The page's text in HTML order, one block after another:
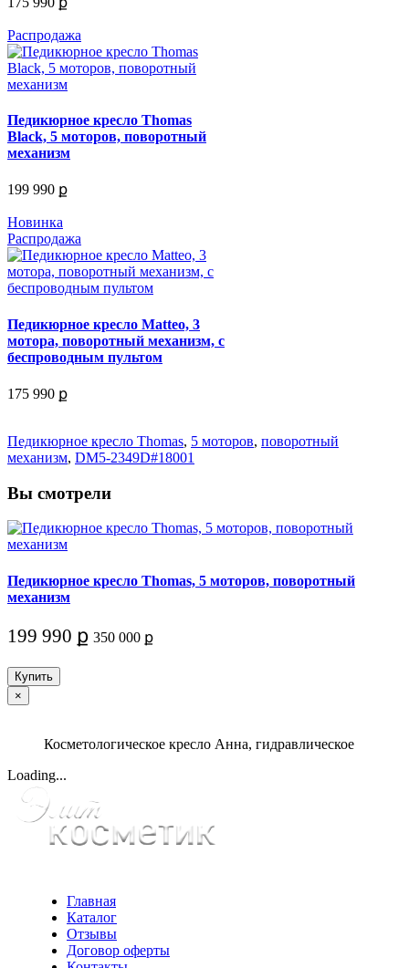
Распродажа
Педикюрное кресло Thomas
Black, 5 моторов, поворотный
механизм
199 990 ք
Новинка
Распродажа
Педикюрное кресло Matteo, 3
мотора, поворотный механизм, с
беспроводным пультом
175 990 ք
Педикюрное кресло Thomas, 5 моторов, поворотный
механизм, DM5-2349D#18001
Вы смотрели
Педикюрное кресло Thomas, 5 моторов, поворотный
механизм
199 990 ք 350 000 ք
Купить
×
Косметологическое кресло Анна, гидравлическое
Loading...
Главная
Каталог
Отзывы
Договор оферты